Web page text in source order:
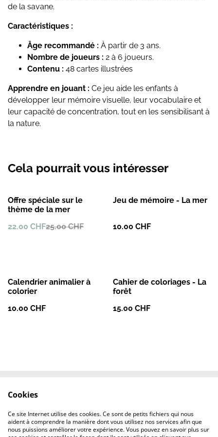
de la savane.
Caractéristiques :
Âge recommandé : À partir de 3 ans.
Nombre de joueurs : 2 à 6 joueurs.
Contenu : 48 cartes illustrées
Apprendre en jouant : Ce jeu aide les enfants à
développer leur mémoire visuelle, leur vocabulaire et
leur capacité de concentration, tout en les sensibilisant à
la nature.
Cela pourrait vous intéresser
%
Offre spéciale sur le
thème de la mer
22.00 CHF25.00 CHF
Jeu de mémoire - La mer
10.00 CHF
Calendrier animalier à
colorier
10.00 CHF
Cahier de coloriages - La
forêt
15.00 CHF
Le site de l'Artélys
confidentialité
Politique de cookies
Cookies
Ce site Internet utilise des cookies. Ce sont de petits fichiers qui nous
aident à comprendre la manière dont vous utilisez nos services afin que
nous puissions améliorer votre expérience. Vous pouvez en savoir plus sur